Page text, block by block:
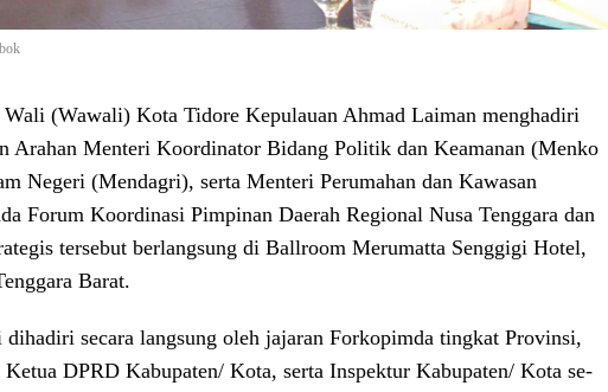
(Wawali) Kota Tidore Kepulauan Ahmad Laiman menghadiri
Arahan Menteri Koordinator Bidang Politik dan Keamanan (Menko
Negeri (Mendagri), serta Menteri Perumahan dan Kawasan
Forum Koordinasi Pimpinan Daerah Regional Nusa Tenggara dan
tersebut berlangsung di Ballroom Merumatta Senggigi Hotel,
Barat.
secara langsung oleh jajaran Forkopimda tingkat Provinsi,
DPRD Kabupaten/ Kota, serta Inspektur Kabupaten/ Kota se-